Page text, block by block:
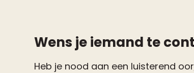
Wens je iemand te
Heb je nood aan een luisterend